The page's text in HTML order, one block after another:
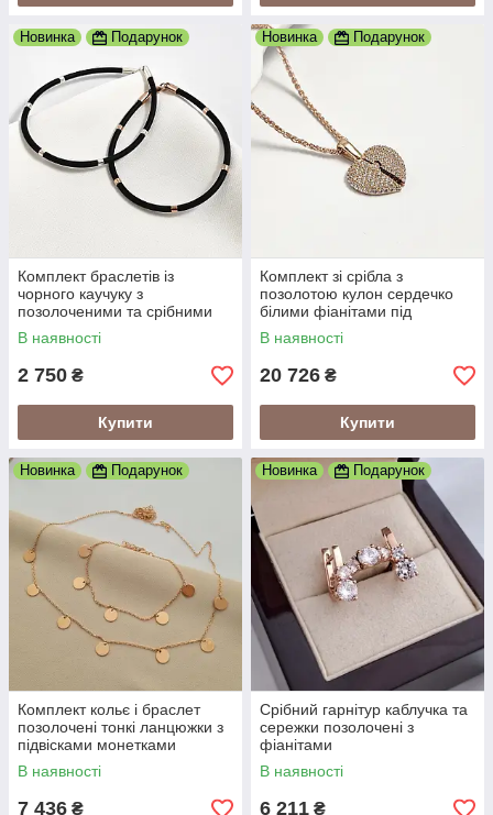
Новинка Подарунок
Комплект браслетів із
чорного каучуку з
позолоченими та срібними
вставками
В наявності
2 750 ₴
Купити
Новинка Подарунок
Комплект зі срібла з
позолотою кулон сердечко
білими фіанітами під
гравіювання і ланцюжок з
плетінням колосок 45 см
В наявності
20 726 ₴
Купити
Новинка Подарунок
Комплект кольє і браслет
позолочені тонкі ланцюжки з
підвісками монетками
В наявності
7 436 ₴
Новинка Подарунок
Срібний гарнітур каблучка та
сережки позолочені з
фіанітами
В наявності
6 211 ₴